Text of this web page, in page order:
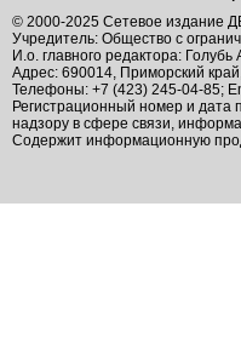
© 2000-2025 Сетевое издание
Учредитель: Общество с
И.о. главного редактора:
Адрес: 690014, Приморский
Телефоны: +7 (423) 245-04-85;
Регистрационный номер и
надзору в сфере связи,
Содержит информационную